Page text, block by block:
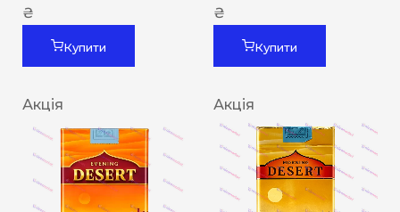
₴
Купити
₴
Купити
Акція Акція